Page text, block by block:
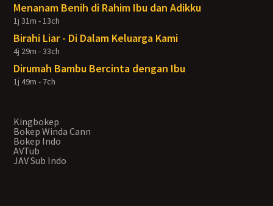
Menanam Benih di Rahim Ibu dan Adikku
1j 31m - 13ch
Birahi Liar - Di Dalam Keluarga Kami
4j 29m - 33ch
Dirumah Bambu Bercinta dengan Ibu
1j 49m - 7ch
Kingbokep
Bokep Winda Cann
Bokep Indo
AVTub
JAV Sub Indo